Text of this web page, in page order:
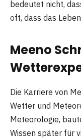
bedeutet nicht,
oft, dass das
Meeno
Die Karriere von
Wetter und
Meteorologie,
Wissen später für